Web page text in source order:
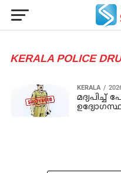
KERALA POLICE
KERALA
മദ്യപിച്ച്